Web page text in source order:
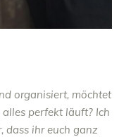
organisiert, möchtet
perfekt läuft? Ich
dass ihr euch ganz